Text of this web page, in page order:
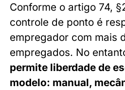
Conforme o artigo 74,
controle de ponto é
empregador com mais
empregados. No
permite liberdade de
modelo: manual,